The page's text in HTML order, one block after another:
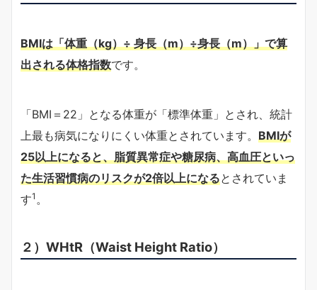
BMIは「体重（kg）÷ 身長（m）÷身長（m）」で算
出される体格指数です。
「BMI＝22」となる体重が「標準体重」とされ、統計
上最も病気になりにくい体重とされています。 BMIが
25以上になると、脂質異常症や糖尿病、高血圧といっ
た生活習慣病のリスクが2倍以上になるとされていま
す1 。
２）WHtR（Waist Height Ratio）